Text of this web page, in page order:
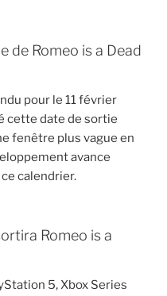
de Romeo is a Dead
pour le 11 février
cette date de sortie
fenêtre plus vague en
avance
calendrier.
Romeo is a
5, Xbox Series